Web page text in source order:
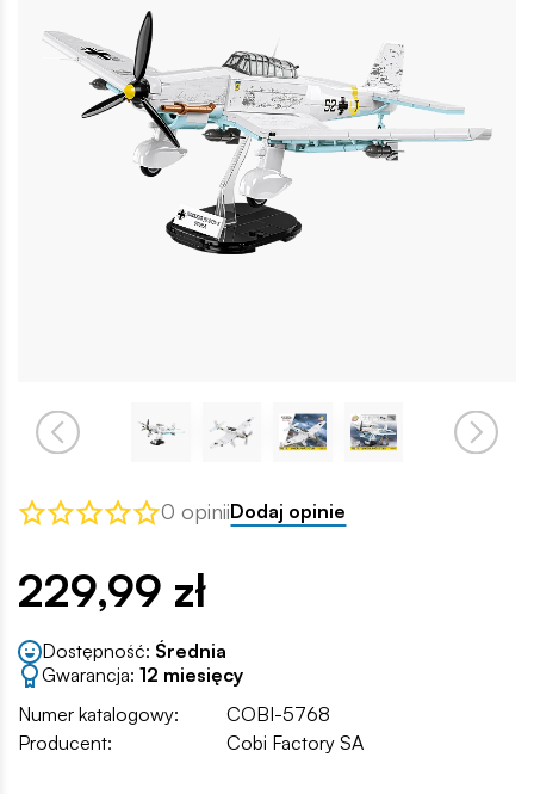
0 opiniiDodaj opinie
229,99 zł
Dostępność: Średnia
Gwarancja: 12 miesięcy
Numer katalogowy:
COBI-5768
Producent:
Cobi Factory SA